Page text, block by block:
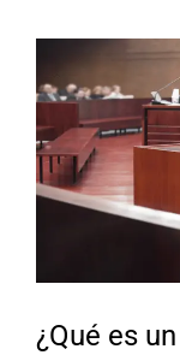
¿Qué es